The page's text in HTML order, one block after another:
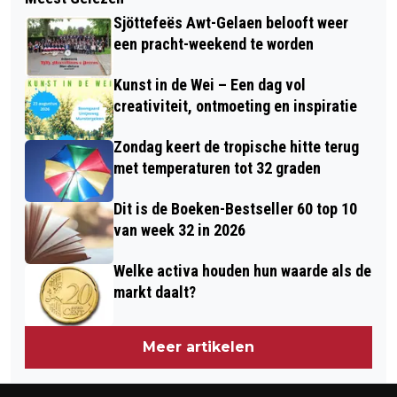
SAMENWERKEN MET TRENDBREUK
OPROEP WATERSCHAP LIMBURG OM
TIJDIG TE SNOEIEN
Sjöttefeës Awt-Gelaen belooft weer
een pracht-weekend te worden
Kunst in de Wei – Een dag vol
creativiteit, ontmoeting en inspiratie
Zondag keert de tropische hitte terug
met temperaturen tot 32 graden
Dit is de Boeken-Bestseller 60 top 10
van week 32 in 2026
Welke activa houden hun waarde als de
markt daalt?
Meer artikelen